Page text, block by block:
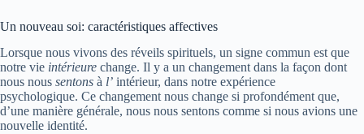
Un nouveau soi: caractéristiques affectives
Lorsque nous vivons des réveils spirituels, un signe commun est que
notre vie intérieure change. Il y a un changement dans la façon dont
nous nous sentons à l’ intérieur, dans notre expérience
psychologique. Ce changement nous change si profondément que,
d’une manière générale, nous nous sentons comme si nous avions une
nouvelle identité.